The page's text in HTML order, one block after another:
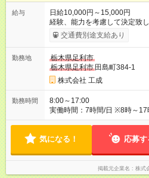
給与
日給10,000円～15,000円
経験、能力を考慮して決定致
※3ヶ月の研修期間あり（研
出勤日数20～23日ぐらい ※大
ればもちろんあがります ※日雇い、日払い、週払いは一切対応
致しかねます。 アルバイト等
す 給与の振り込み日は毎月15日です。 https://kousei-job.com/
【試用期間】試用期間あり 試
給与は本採用時と同じです。
交通費別途支給あり
勤務地
栃木県足利市
栃木県足利市 田島町384-1
株式会社 工成
勤務時間
8:00～17:00
実働時間：7時間/日 ※8時～
分 12時～13時 15時～15時30
なると残業は有ることはあり
気になる！ 応募す
掲載元企業名 株式